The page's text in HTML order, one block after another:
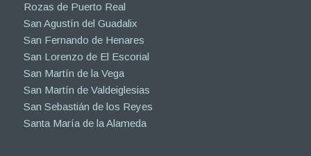
Rozas de Puerto Real
San Agustín del Guadalix
San Fernando de Henares
San Lorenzo de El Escorial
San Martín de la Vega
San Martín de Valdeiglesias
San Sebastián de los Reyes
Santa María de la Alameda